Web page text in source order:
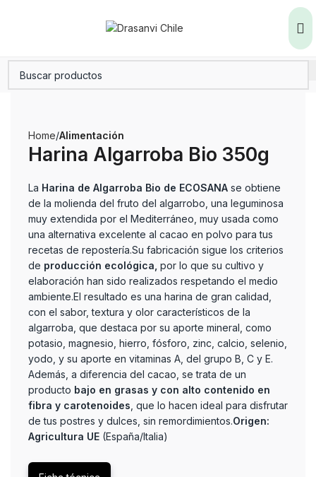
Home Alimentación
Harina Algarroba Bio 350g
La Harina de Algarroba Bio de ECOSANA se obtiene
de la molienda del fruto del algarrobo, una leguminosa
muy extendida por el Mediterráneo, muy usada como
una alternativa excelente al cacao en polvo para tus
recetas de repostería.Su fabricación sigue los criterios
de producción ecológica, por lo que su cultivo y
elaboración han sido realizados respetando el medio
ambiente.El resultado es una harina de gran calidad,
con el sabor, textura y olor característicos de la
algarroba, que destaca por su aporte mineral, como
potasio, magnesio, hierro, fósforo, zinc, calcio, selenio,
yodo, y su aporte en vitaminas A, del grupo B, C y E.
Además, a diferencia del cacao, se trata de un
producto bajo en grasas y con alto contenido en
fibra y carotenoides , que lo hacen ideal para disfrutar
de tus postres y dulces, sin remordimientos.Origen:
Agricultura UE (España/Italia)